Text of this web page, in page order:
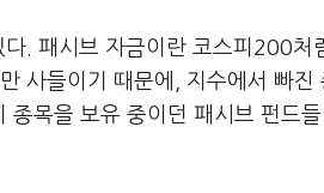
. 패시브 자금이란 코스피200처
사들이기 때문에, 지수에서 빠진
목을 보유 중이던 패시브 펀드